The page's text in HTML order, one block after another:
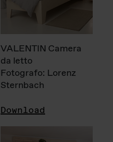
VALENTIN Camera
da letto
Fotografo: Lorenz
Sternbach
Download